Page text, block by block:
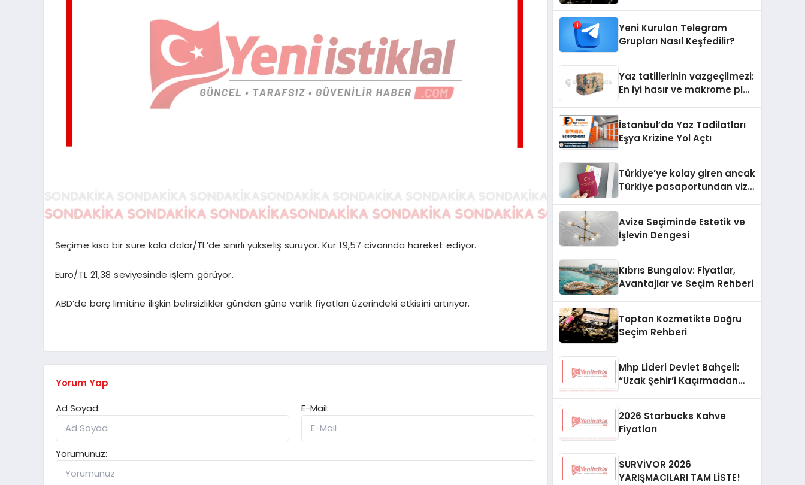
Seçime kısa bir süre kala dolar/TL’de sınırlı yükseliş sürüyor. Kur 19,57 civarında hareket ediyor.
Euro/TL 21,38 seviyesinde işlem görüyor.
ABD’de borç limitine ilişkin belirsizlikler günden güne varlık fiyatları üzerindeki etkisini artırıyor.
Yorum Yap
Ad Soyad:
E-Mail:
Yorumunuz:
Yeni Kurulan Telegram
Grupları Nasıl Keşfedilir?
Yaz tatillerinin vazgeçilmezi:
En iyi hasır ve makrome plaj
İstanbul’da Yaz Tadilatları
Eşya Krizine Yol Açtı
Türkiye’ye kolay giren ancak
Türkiye pasaportundan vize
Avize Seçiminde Estetik ve
İşlevin Dengesi
Kıbrıs Bungalov: Fiyatlar,
Avantajlar ve Seçim Rehberi
Toptan Kozmetikte Doğru
Seçim Rehberi
Mhp Lideri Devlet Bahçeli:
“Uzak Şehir’i Kaçırmadan
2026 Starbucks Kahve
Fiyatları
SURVİVOR 2026
YARIŞMACILARI TAM LİSTE!